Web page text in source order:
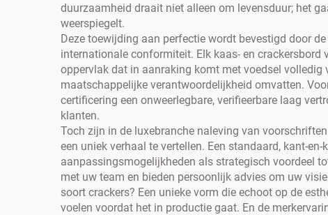
duurzaamheid draait niet alleen om levensduur; het
weerspiegelt.
Deze toewijding aan perfectie wordt bevestigd door
internationale conformiteit. Elk kaas- en crackersbord
oppervlak dat in aanraking komt met voedsel volledig
maatschappelijke verantwoordelijkheid omvatten.
certificering een onweerlegbare, verifieerbare laag
klanten.
Toch zijn in de luxebranche naleving van
een uniek verhaal te vertellen. Een standaard, kant-
aanpassingsmogelijkheden als strategisch voordeel
met uw team en bieden persoonlijk advies om uw
soort crackers? Een unieke vorm die echoot op de
voelen voordat het in productie gaat. En de